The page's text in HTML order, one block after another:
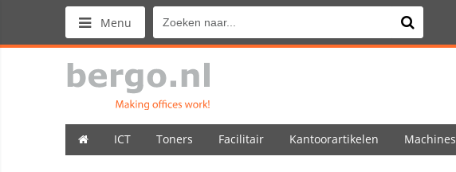
Menu
ICT Toners Facilitair Kantoorartikelen Machines